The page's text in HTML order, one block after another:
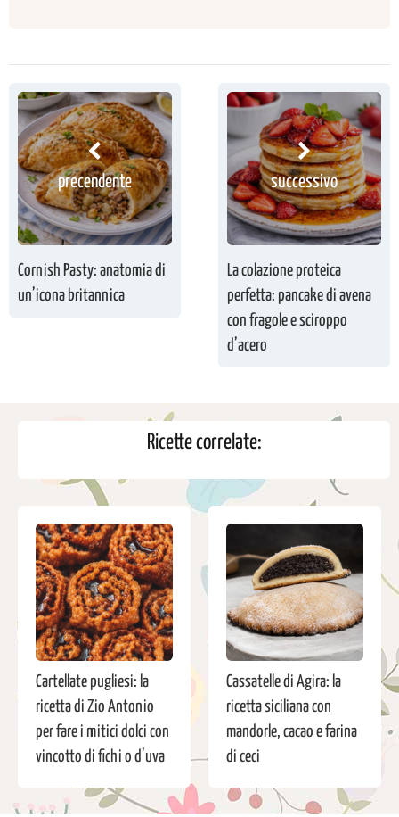
precendente
Cornish Pasty: anatomia di
un’icona britannica
successivo
La colazione proteica
perfetta: pancake di avena
con fragole e sciroppo
d’acero
Ricette correlate:
Cartellate pugliesi: la
ricetta di Zio Antonio
per fare i mitici dolci con
vincotto di fichi o d’uva
Cassatelle di Agira: la
ricetta siciliana con
mandorle, cacao e farina
di ceci